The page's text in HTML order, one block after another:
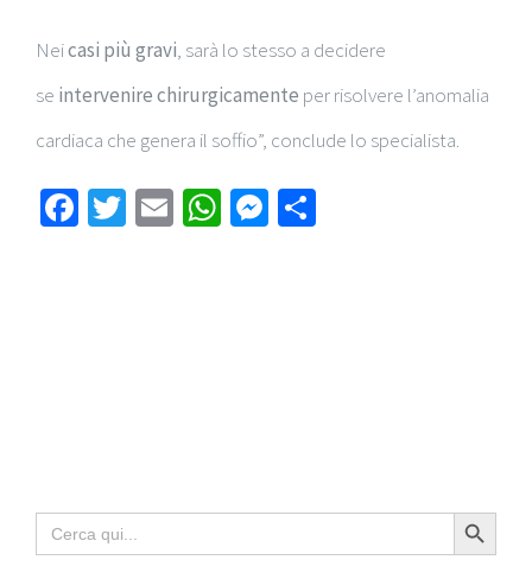
Neicasi più gravi, sarà lo stesso a decidere
se intervenire chirurgicamente per risolvere l’anomalia
cardiaca che genera il soffio”, conclude lo specialista.
Facebook
Twitter
EmailWhatsApp
Messenger
Search
for:
Search Button